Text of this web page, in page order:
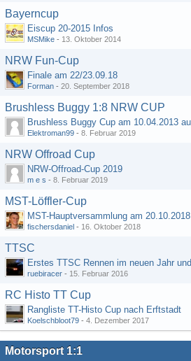
Bayerncup
Eiscup 20-2015 Infos
MSMike - 13. Oktober 2014
NRW Fun-Cup
Finale am 22/23.09.18
Forman - 20. September 2018
Brushless Buggy 1:8 NRW CUP
Elektroman99 - 8. Februar 2019
NRW Offroad Cup
NRW-Offroad-Cup 2019
m e s - 8. Februar 2019
MST-Löffler-Cup
MST-Hauptversammlung am 20.10.2018
fischersdaniel - 16. Oktober 2018
TTSC
ruebiracer - 15. Februar 2016
RC Histo TT Cup
Rangliste TT-Histo Cup nach Erftstadt
Koelschbloot79 - 4. Dezember 2017
Motorsport 1:1